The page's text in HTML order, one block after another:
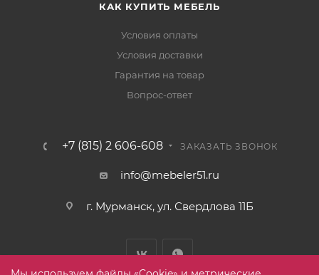
КАК КУПИТЬ МЕБЕЛЬ
Условия оплаты
Условия доставки
Гарантия на товар
Вопрос-ответ
+7 (815) 2 606-608 ЗАКАЗАТЬ ЗВОНОК
info@mebeler51.ru
г. Мурманск, ул. Свердлова 11Б